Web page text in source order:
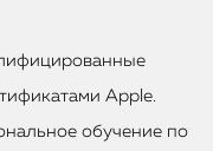
Apple.
обучение по